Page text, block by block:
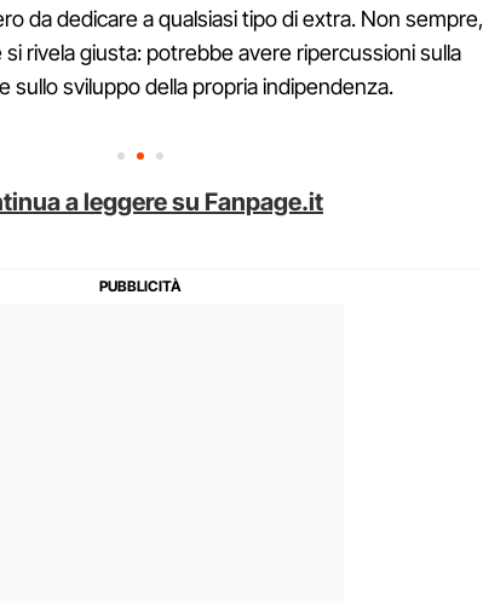
da dedicare a qualsiasi tipo di extra. Non sempre,
rivela giusta: potrebbe avere ripercussioni sulla
sullo sviluppo della propria indipendenza.
a leggere su Fanpage.it